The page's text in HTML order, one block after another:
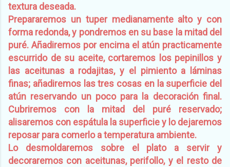
textura deseada.
Prepararemos un tuper medianamente alto y con
forma redonda, y pondremos en su base la mitad del
puré. Añadiremos por encima el atún practicamente
escurrido de su aceite, cortaremos los pepinillos y
las aceitunas a rodajitas, y el pimiento a láminas
finas; añadiremos las tres cosas en la superficie del
atún reservando un poco para la decoración final.
Cubriremos con la mitad del puré reservado;
alisaremos con espátula la superficie y lo dejaremos
reposar para comerlo a temperatura ambiente.
Lo desmoldaremos sobre el plato a servir y
decoraremos con aceitunas, perifollo, y el resto de